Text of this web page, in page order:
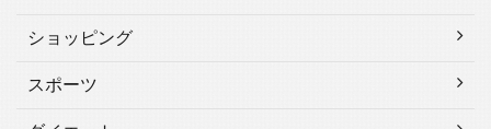
ショッピング
スポーツ